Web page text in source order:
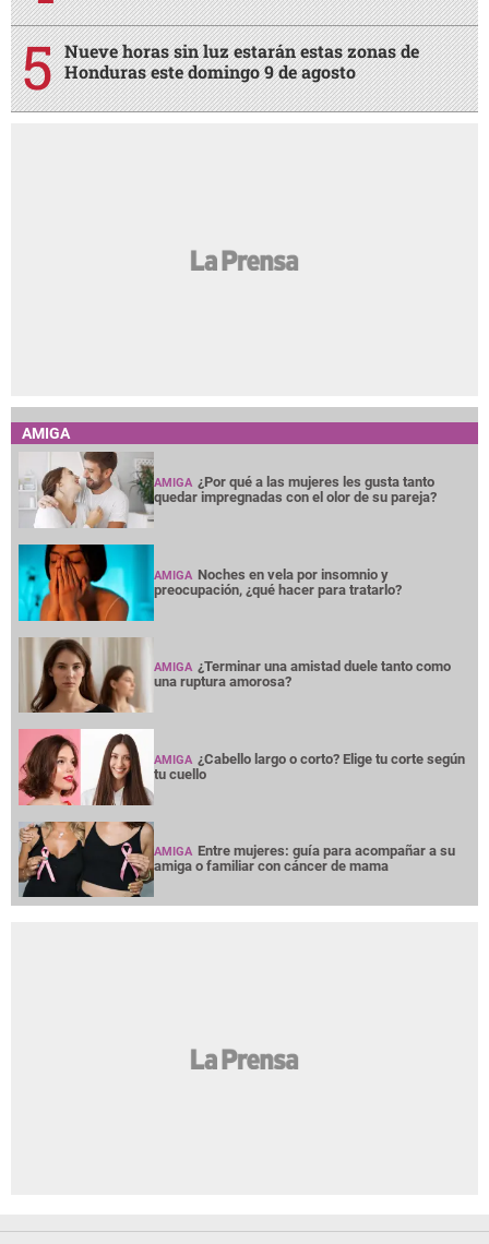
Nueve horas sin luz estarán estas zonas de
Honduras este domingo 9 de agosto
AMIGA
AMIGA ¿Por qué a las mujeres les gusta tanto
quedar impregnadas con el olor de su pareja?
AMIGA Noches en vela por insomnio y
preocupación, ¿qué hacer para tratarlo?
AMIGA ¿Terminar una amistad duele tanto como
una ruptura amorosa?
AMIGA ¿Cabello largo o corto? Elige tu corte según
tu cuello
AMIGA Entre mujeres: guía para acompañar a su
amiga o familiar con cáncer de mama